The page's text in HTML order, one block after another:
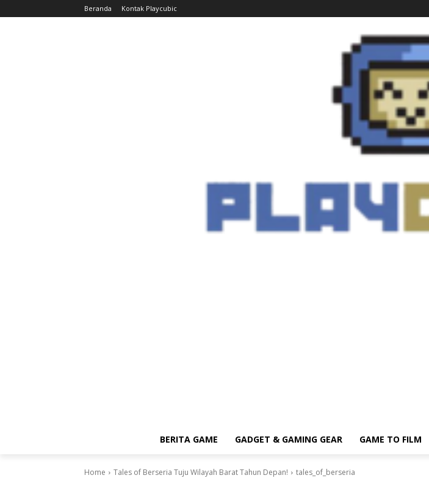
Beranda Kontak Playcubic
BERITA GAME GADGET & GAMING GEAR GAME TO FILM
Home Tales of Berseria Tuju Wilayah Barat Tahun Depan! tales_of_berseria